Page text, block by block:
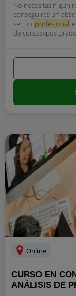
No necesitas nigún
conseguiras un
ser un profesional
de
Online
CURSO EN
ANÁLISIS DE